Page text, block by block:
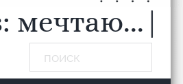
мечтаю... |
Поиск